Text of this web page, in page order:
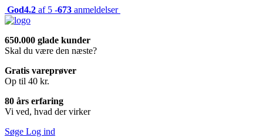
God4.2 af 5 -673 anmeldelser
650.000 glade kunder
Skal du være den næste?
Gratis vareprøver
Op til 40 kr.
80 års erfaring
Vi ved, hvad der virker
Søge Log ind